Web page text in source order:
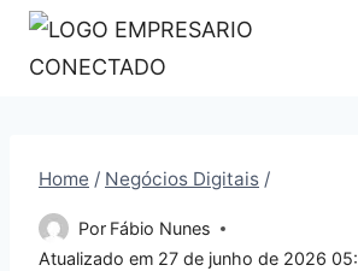
Pular
para
Home / Negócios Digitais /
Por Fábio Nunes
Atualizado em 27 de junho de 2026